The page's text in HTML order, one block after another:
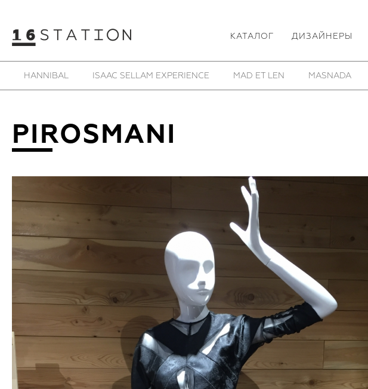
КАТАЛОГ ДИЗАЙНЕРЫ
HANNIBAL ISAAC SELLAM EXPERIENCE MAD ET LEN MASNADA
PIROSMANI